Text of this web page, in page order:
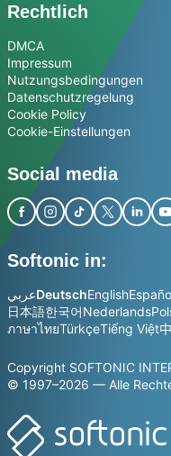
Rechtlich
DMCA
Impressum
Nutzungsbedingungen
Datenschutzregelung
Cookie Policy
Cookie-Einstellungen
Social media
Softonic in:
عربيDeutschEnglish
日本語한국어Nederlands
ภาษาไทยTürkçeTiếng Việt
Copyright SOFTONIC
© 1997–2026 — Alle